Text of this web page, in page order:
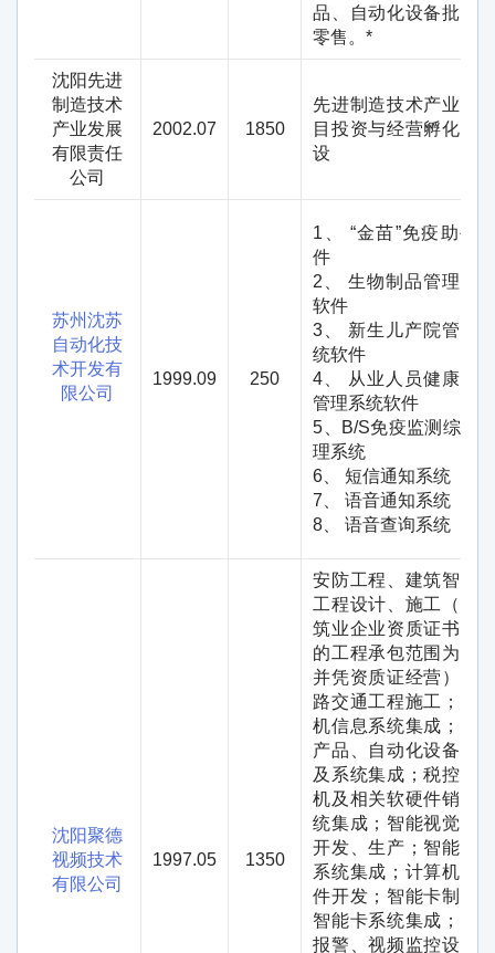
品、自动化设备批发
零售。*
沈阳先进
制造技术
产业发展
有限责任
公司
2002.07 1850
先进制造技术产业化
目投资与经营孵化器
设
苏州沈苏
自动化技
术开发有
限公司
1999.09 250
1 、 “金苗”免疫助手
件
2 、 生物制品管理系
软件
3 、 新生儿产院管理
统软件
4 、 从业人员健康体
管理系统软件
5
B/S免疫监测综合
理系统
6 、 短信通知系统
7 、 语音通知系统
8 、 语音查询系统
沈阳聚德
视频技术
有限公司
1997.05 1350
安防工程、建筑智能
工程设计、施工（以
筑业企业资质证书核
的工程承包范围为准
并凭资质证经营）；
路交通工程施工；计
机信息系统集成；电
产品、自动化设备销
及系统集成；税控收
机及相关软硬件销售
统集成；智能视觉产
开发、生产；智能视
系统集成；计算机软
件开发；智能卡制作
智能卡系统集成；防
报警、视频监控设备